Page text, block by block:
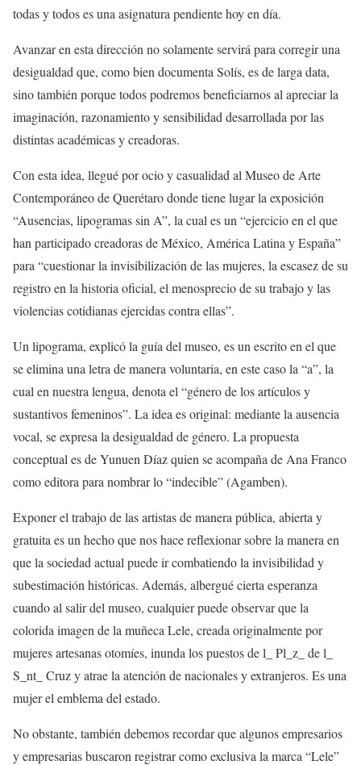
todas y todos es una asignatura pendiente hoy en día.
Avanzar en esta dirección no solamente servirá para corregir una
desigualdad que, como bien documenta Solís, es de larga data,
sino también porque todos podremos beneficiarnos al apreciar la
imaginación, razonamiento y sensibilidad desarrollada por las
distintas académicas y creadoras.
Con esta idea, llegué por ocio y casualidad al Museo de Arte
Contemporáneo de Querétaro donde tiene lugar la exposición
“Ausencias, lipogramas sin A”, la cual es un “ejercicio en el que
han participado creadoras de México, América Latina y España”
para “cuestionar la invisibilización de las mujeres, la escasez de su
registro en la historia oficial, el menosprecio de su trabajo y las
violencias cotidianas ejercidas contra ellas”.
Un lipograma, explicó la guía del museo, es un escrito en el que
se elimina una letra de manera voluntaria, en este caso la “a”, la
cual en nuestra lengua, denota el “género de los artículos y
sustantivos femeninos”. La idea es original: mediante la ausencia
vocal, se expresa la desigualdad de género. La propuesta
conceptual es de Yunuen Díaz quien se acompaña de Ana Franco
como editora para nombrar lo “indecible” (Agamben).
Exponer el trabajo de las artistas de manera pública, abierta y
gratuita es un hecho que nos hace reflexionar sobre la manera en
que la sociedad actual puede ir combatiendo la invisibilidad y
subestimación históricas. Además, albergué cierta esperanza
cuando al salir del museo, cualquier puede observar que la
colorida imagen de la muñeca Lele, creada originalmente por
mujeres artesanas otomíes, inunda los puestos de l_ Pl_z_ de l_
S_nt_ Cruz y atrae la atención de nacionales y extranjeros. Es una
mujer el emblema del estado.
No obstante, también debemos recordar que algunos empresarios
y empresarias buscaron registrar como exclusiva la marca “Lele”